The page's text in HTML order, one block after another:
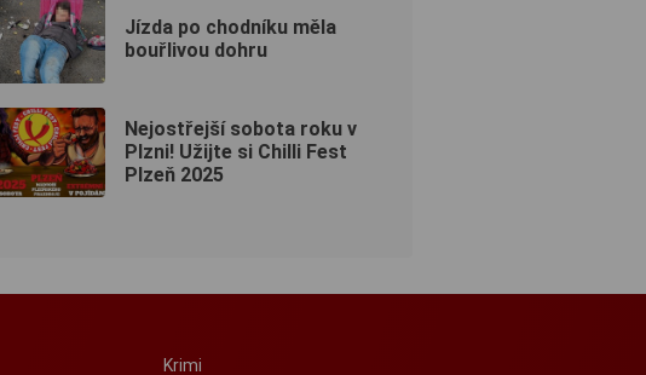
Jízda po chodníku měla
bouřlivou dohru
Nejostřejší sobota roku v
Plzni! Užijte si Chilli Fest
Plzeň 2025
Krimi